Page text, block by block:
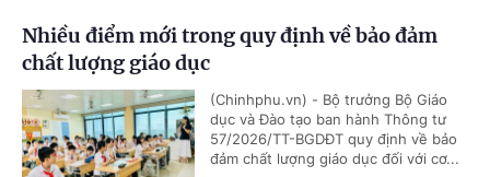
Nhiều điểm mới trong quy định về bảo đảm
chất lượng giáo dục
(Chinhphu.vn) - Bộ trưởng Bộ Giáo
dục và Đào tạo ban hành Thông tư
57/2026/TT-BGDĐT quy định về bảo
đảm chất lượng giáo dục đối với cơ...